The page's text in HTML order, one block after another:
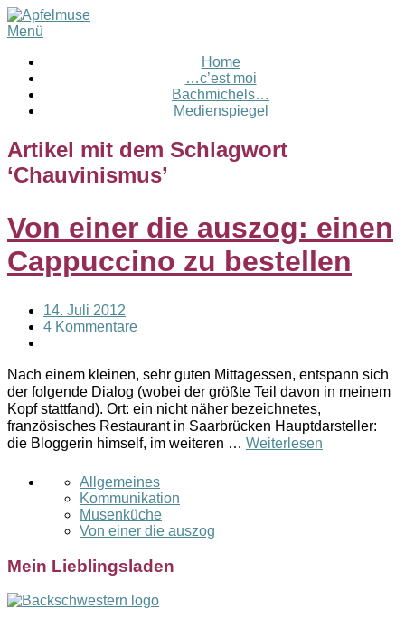
Menü
Home
…c’est moi
Bachmichels…
Medienspiegel
Artikel mit dem Schlagwort
‘Chauvinismus’
Von einer die auszog: einen
Cappuccino zu bestellen
14. Juli 2012
4 Kommentare
Nach einem kleinen, sehr guten Mittagessen, entspann sich
der folgende Dialog (wobei der größte Teil davon in meinem
Kopf stattfand). Ort: ein nicht näher bezeichnetes,
französisches Restaurant in Saarbrücken Hauptdarsteller:
die Bloggerin himself, im weiteren … Weiterlesen
Allgemeines
Kommunikation
Musenküche
Von einer die auszog
Mein Lieblingsladen